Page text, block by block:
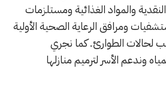
والمواد الغذائية ومستلزمات
ومرافق الرعاية الصحية الأولية
لحالات الطوارئ. كما نجري
وندعم الأسر لترميم منازلها